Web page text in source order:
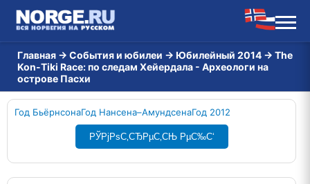
Главная → События и юбилеи → Юбилейный 2014 → The
Kon-Tiki Race: по следам Хейердала - Археологи на
острове Пасхи
Год БьёрнсонаГод Нансена–АмундсенаГод 2012
РЎРјРѕС‚СЂРµС‚СЊ РµС‰С‘